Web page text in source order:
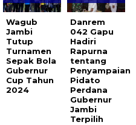
Wagub
Jambi
Tutup
Turnamen
Sepak Bola
Gubernur
Cup Tahun
2024
Danrem
042 Gapu
Hadiri
Rapurna
tentang
Penyampaian
Pidato
Perdana
Gubernur
Jambi
Terpilih